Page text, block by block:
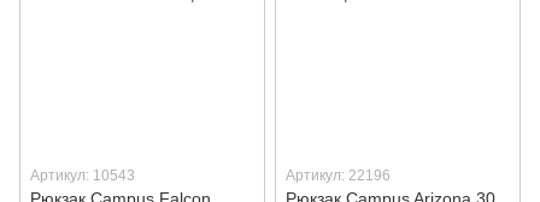
Артикул: 10543 Артикул: 22196